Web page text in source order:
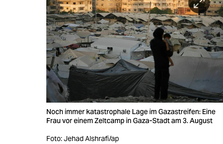
Noch immer katastrophale Lage im Gazastreifen: Eine
Frau vor einem Zeltcamp in Gaza-Stadt am 3. August
Foto: Jehad Alshrafi/ap